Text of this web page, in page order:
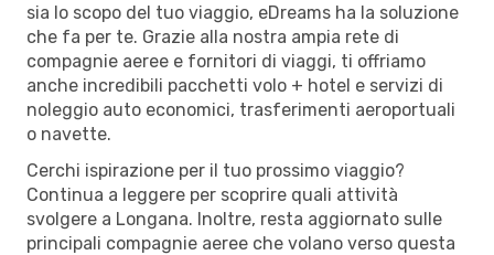
sia lo scopo del tuo viaggio, eDreams ha la soluzione
che fa per te. Grazie alla nostra ampia rete di
compagnie aeree e fornitori di viaggi, ti offriamo
anche incredibili pacchetti volo + hotel e servizi di
noleggio auto economici, trasferimenti aeroportuali
o navette.
Cerchi ispirazione per il tuo prossimo viaggio?
Continua a leggere per scoprire quali attività
svolgere a Longana. Inoltre, resta aggiornato sulle
principali compagnie aeree che volano verso questa